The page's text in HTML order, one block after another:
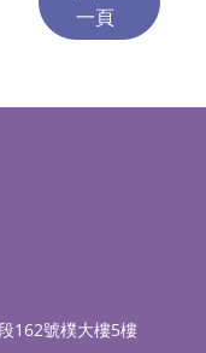
162號樸大樓5樓